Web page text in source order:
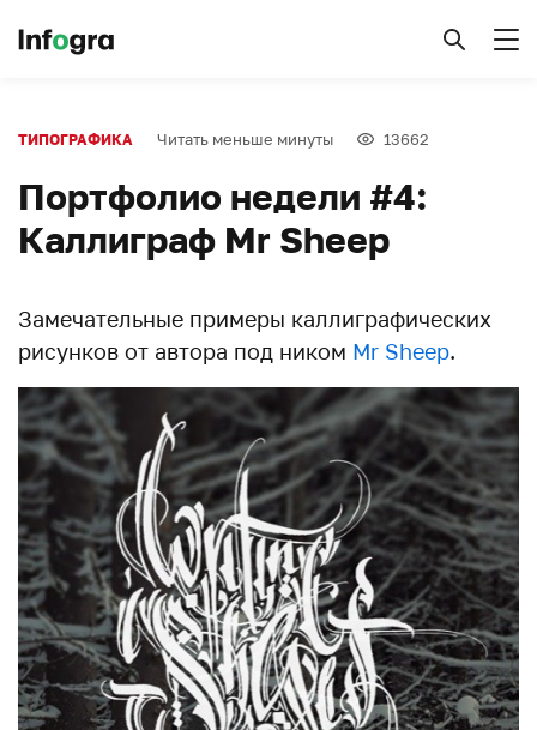
ТИПОГРАФИКА Читать меньше минуты 13662
Портфолио недели #4:
Каллиграф Mr Sheep
Замечательные примеры каллиграфических
рисунков от автора под ником Mr Sheep.